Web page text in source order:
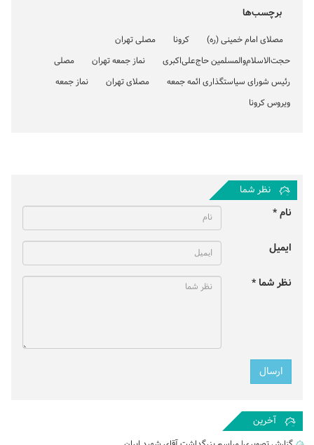
برچسب‌ها
مصلای امام خمینی (ره) کرونا
مصلی تهران
حجت‌الاسلام‌والمسلمین حاج‌علی‌اکبری
نماز جمعه تهران
مصلی
رئیس شورای سیاستگذاری ائمه جمعه
مصلای تهران
نماز جمعه
ویروس کرونا
نظر شما
نام *
ایمیل
نظر شما *
آخرین